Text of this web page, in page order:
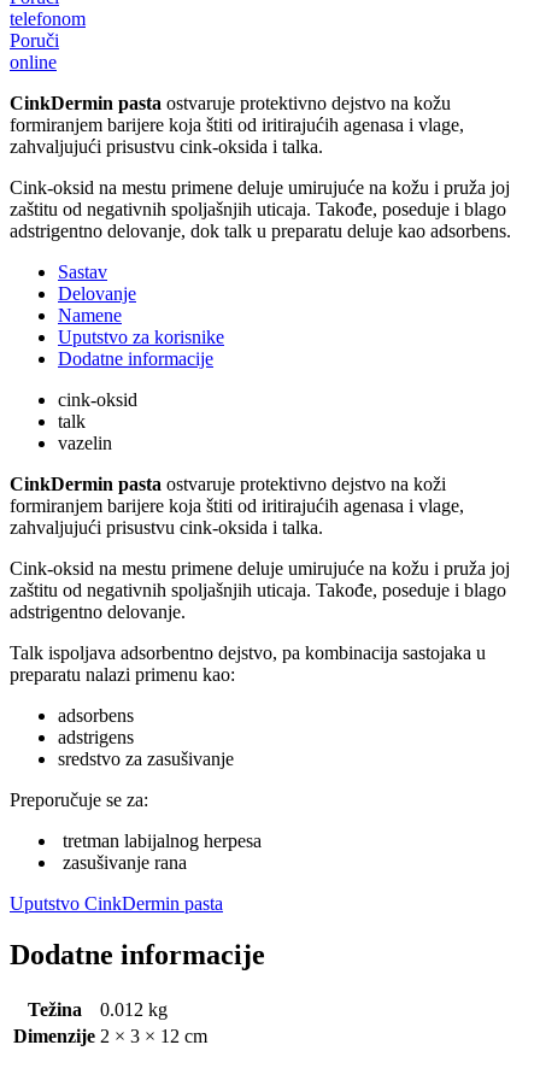
telefonom
Poruči
online
CinkDermin pasta ostvaruje protektivno dejstvo na kožu
formiranjem barijere koja štiti od iritirajućih agenasa i vlage,
zahvaljujući prisustvu cink-oksida i talka.
Cink-oksid na mestu primene deluje umirujuće na kožu i pruža joj
zaštitu od negativnih spoljašnjih uticaja. Takođe, poseduje i blago
adstrigentno delovanje, dok talk u preparatu deluje kao adsorbens.
Sastav
Delovanje
Namene
Uputstvo za korisnike
Dodatne informacije
cink-oksid
talk
vazelin
CinkDermin pasta ostvaruje protektivno dejstvo na koži
formiranjem barijere koja štiti od iritirajućih agenasa i vlage,
zahvaljujući prisustvu cink-oksida i talka.
Cink-oksid na mestu primene deluje umirujuće na kožu i pruža joj
zaštitu od negativnih spoljašnjih uticaja. Takođe, poseduje i blago
adstrigentno delovanje.
Talk ispoljava adsorbentno dejstvo, pa kombinacija sastojaka u
preparatu nalazi primenu kao:
adsorbens
adstrigens
sredstvo za zasušivanje
Preporučuje se za:
tretman labijalnog herpesa
zasušivanje rana
Uputstvo CinkDermin pasta
Dodatne informacije
Težina
0.012 kg
Dimenzije 2 × 3 × 12 cm